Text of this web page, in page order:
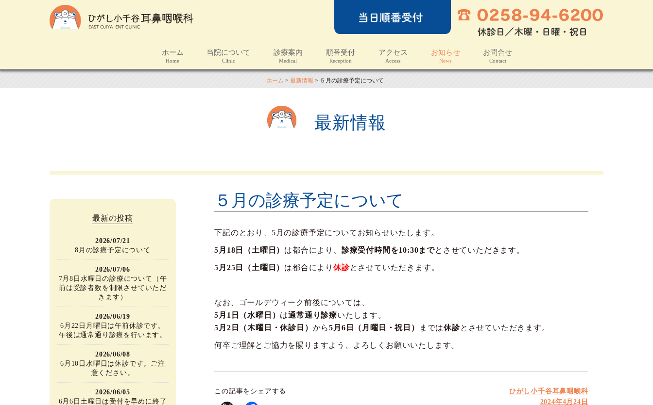
ホーム
Home
当院について
Clinic
診療案内
Medical
順番受付
Reception
アクセス
Access
お知らせ
News
お問合せ
Contact
ホーム > 最新情報 > ５月の診療予定について
最新情報
５月の診療予定について
下記のとおり、5月の診療予定についてお知らせいたします。
5月18日（土曜日） は都合により、 診療受付時間を10:30までとさせていただきます。
5月25日（土曜日） は都合により 休診とさせていただきます。
なお、ゴールデウィーク前後については、
5月1日（水曜日） は通常通り診療いたします。
5月2日（木曜日・休診日） から5月6日（月曜日・祝日） までは休診とさせていただきます。
何卒ご理解とご協力を賜りますよう、よろしくお願いいたします。
投
ひがし小千谷耳鼻咽喉科
投
2024年4月24日
この記事をシェアする
最新の投稿
2026/07/21
8月の診療予定について
2026/07/06
7月8日水曜日の診療について（午
前は受診者数を制限させていただ
きます）
2026/06/19
6月22日月曜日は午前休診です。
午後は通常通り診療を行います。
2026/06/08
6月10日水曜日は休診です。ご注
意ください。
2026/06/05
6月6日土曜日は受付を早めに終了